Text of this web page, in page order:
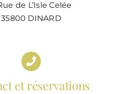
de L’Isle Celée
35800 DINARD
et réservations